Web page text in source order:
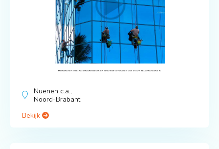
Nuenen c.a.,
Noord-Brabant
Bekijk